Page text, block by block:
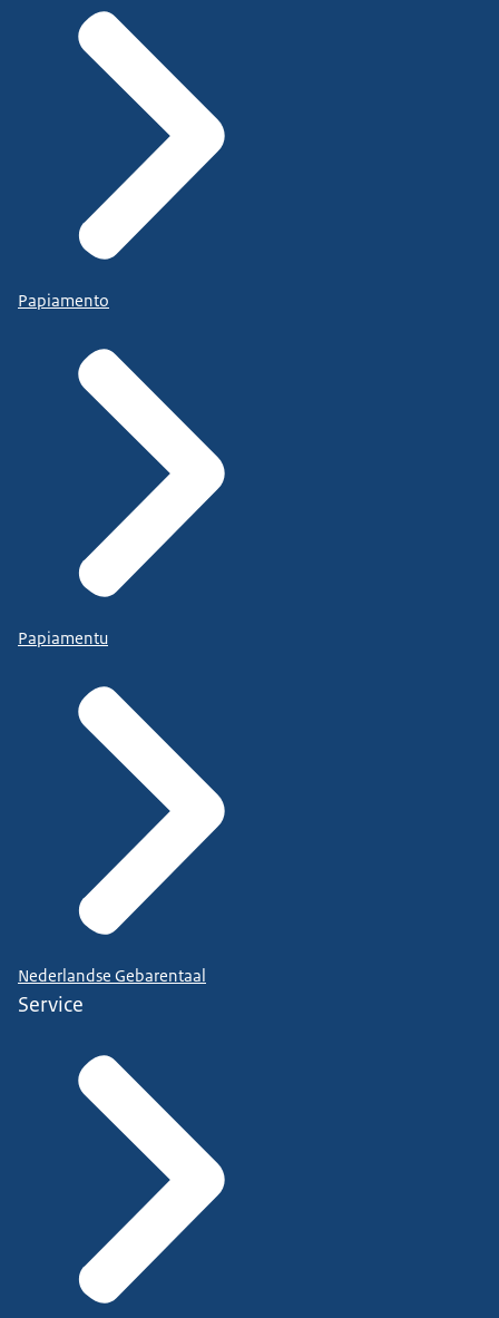
Papiamento
Papiamentu
Nederlandse Gebarentaal
Service